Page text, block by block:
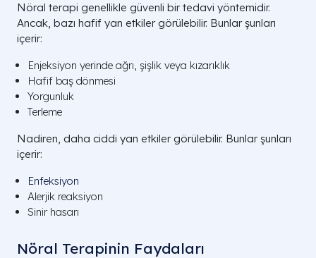
Nöral terapi genellikle güvenli bir tedavi yöntemidir.
Ancak, bazı hafif yan etkiler görülebilir. Bunlar şunları
içerir:
Enjeksiyon yerinde ağrı, şişlik veya kızarıklık
Hafif baş dönmesi
Yorgunluk
Terleme
Nadiren, daha ciddi yan etkiler görülebilir. Bunlar şunları
içerir:
Enfeksiyon
Alerjik reaksiyon
Sinir hasarı
Nöral Terapinin Faydaları